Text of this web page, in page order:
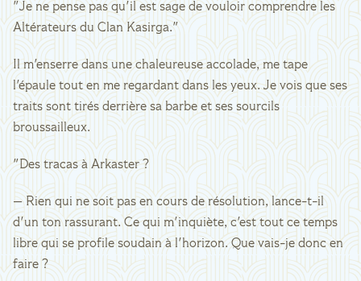
"Je ne pense pas qu'il est sage de vouloir comprendre les
Altérateurs du Clan Kasirga."
Il m'enserre dans une chaleureuse accolade, me tape
l'épaule tout en me regardant dans les yeux. Je vois que ses
traits sont tirés derrière sa barbe et ses sourcils
broussailleux.
"Des tracas à Arkaster ?
— Rien qui ne soit pas en cours de résolution, lance-t-il
d'un ton rassurant. Ce qui m'inquiète, c'est tout ce temps
libre qui se profile soudain à l'horizon. Que vais-je donc en
faire ?